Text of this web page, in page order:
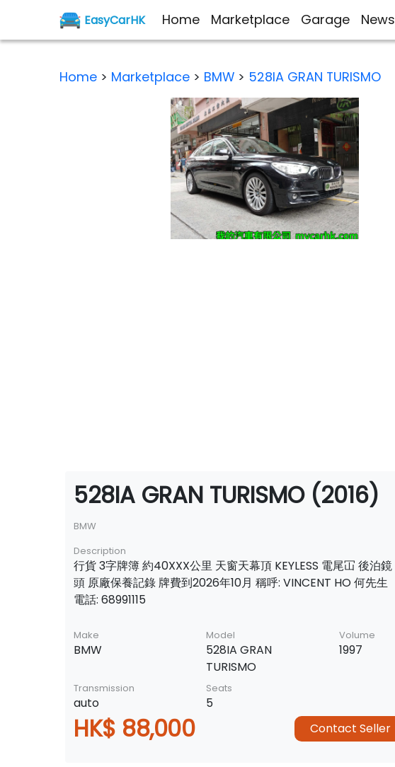
EasyCarHK Home Marketplace Garage News
Home > Marketplace > BMW > 528IA GRAN TURISMO
528IA GRAN TURISMO (2016)
BMW
Description
行貨 3字牌簿 約40XXX公里 天窗天幕頂 KEYLESS 電尾冚 後泊鏡
頭 原廠保養記錄 牌費到2026年10月 稱呼: VINCENT HO 何先生
電話: 68991115
Make
BMW
Model
528IA GRAN
TURISMO
Volume
1997
Transmission
auto
Seats
5
HK$ 88,000 Contact Seller